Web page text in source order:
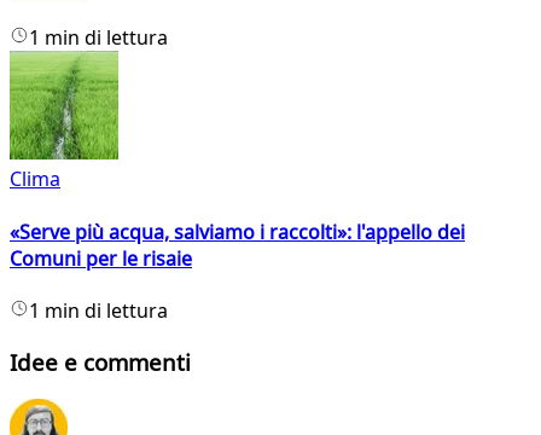
1 min di lettura
Clima
«Serve più acqua, salviamo i raccolti»: l'appello dei
Comuni per le risaie
1 min di lettura
Idee e commenti